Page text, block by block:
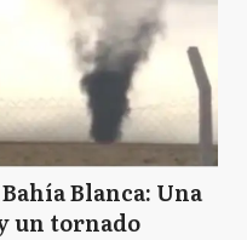
Blanca: Una
un tornado